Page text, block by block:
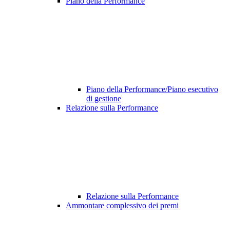
Piano della Performance/Piano esecutivo
di gestione
Relazione sulla Performance
Relazione sulla Performance
Ammontare complessivo dei premi